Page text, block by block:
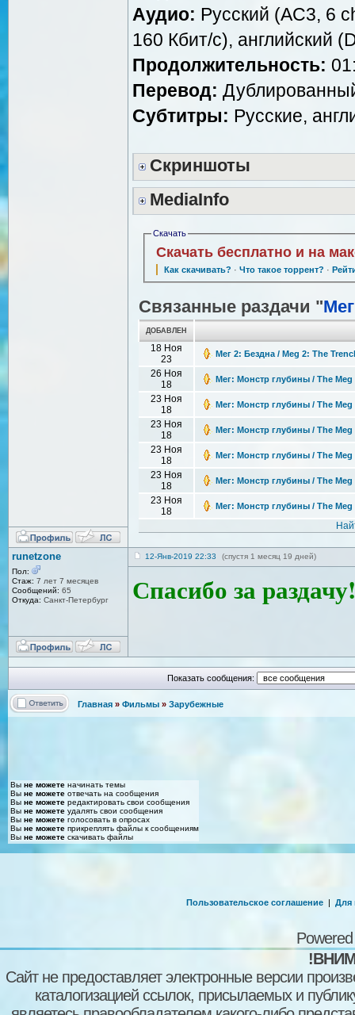
Аудио: Русский (АC3, 6
160 Кбит/c), английский
Продолжительность:
Перевод:
Субтитры: Русские,
Скриншоты
MediaInfo
Скачать
Скачать бесплатно и на
Как скачивать? · Что такое торрент? ·
Связанные раздачи "Мег
ДОБАВЛЕН
18 Ноя
23
Мег 2: Бездна / Meg 2: The
26 Ноя
18
Мег: Монстр глубины / The Meg
23 Ноя
18
Мег: Монстр глубины / The Meg
23 Ноя
18
Мег: Монстр глубины / The Meg
23 Ноя
18
Мег: Монстр глубины / The Meg
23 Ноя
18
Мег: Монстр глубины / The Meg
23 Ноя
18
Мег: Монстр глубины / The Meg
runetzone
Пол:
Стаж: 7 лет 7 месяцев
Сообщений: 65
Откуда: Санкт-Петербург
12-Янв-2019 22:33 (спустя 1 месяц 19 дней)
Спасибо за
Показать сообщения:
Главная » Фильмы » Зарубежные
Вы не можете начинать темы
Вы не можете отвечать на сообщения
Вы не можете редактировать свои сообщения
Вы не можете удалять свои сообщения
Вы не можете голосовать в опросах
Вы не можете прикреплять файлы к сообщениям
Вы не можете скачивать файлы
Пользовательское соглашение | Для
Сайт не предоставляет электронные версии
каталогизацией ссылок, присылаемых и